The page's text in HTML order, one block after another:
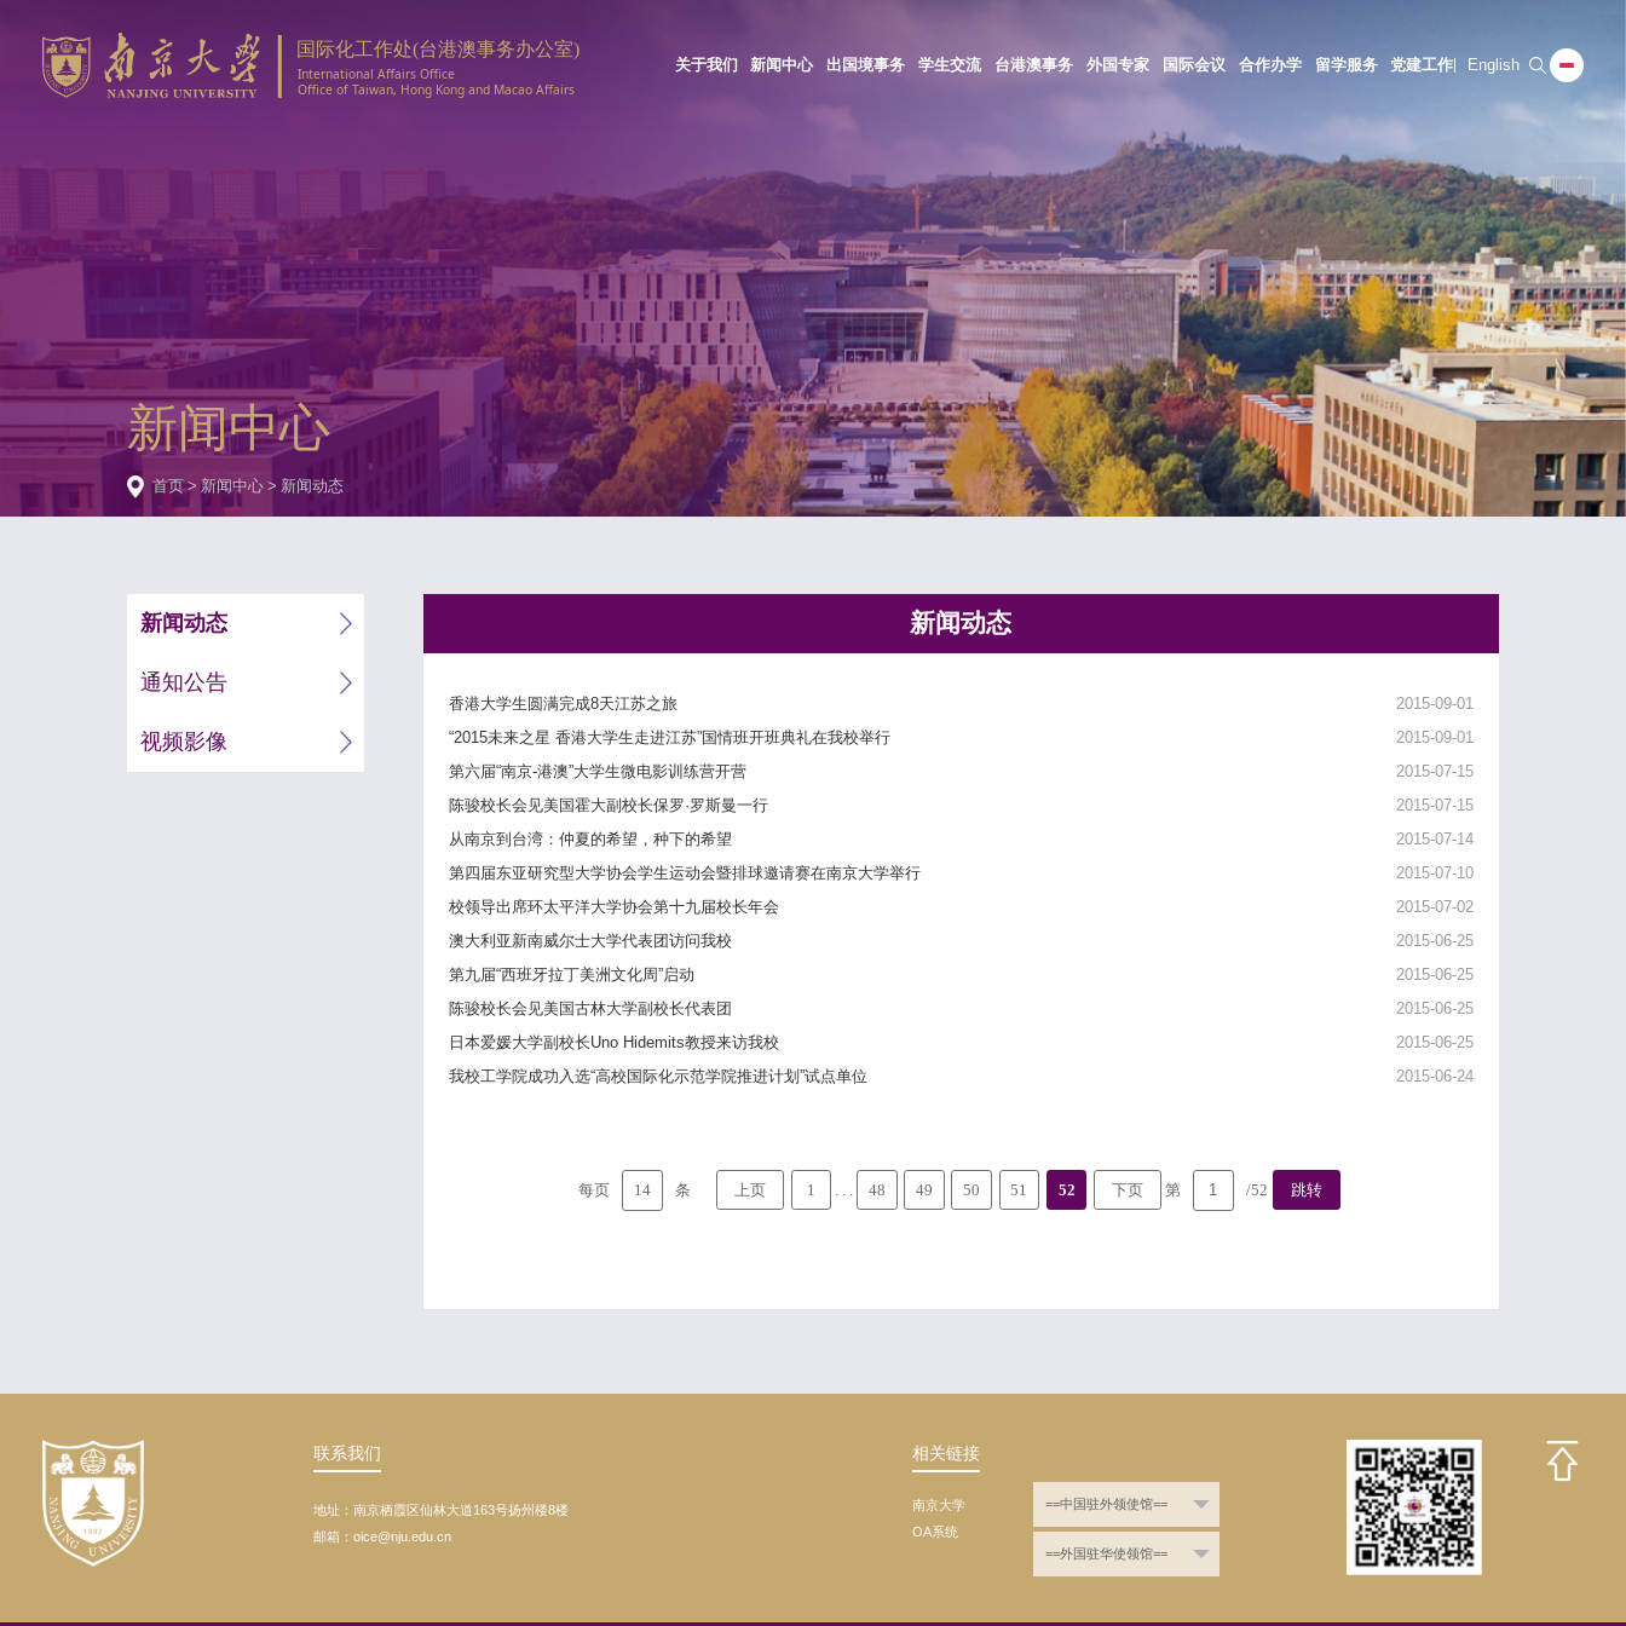
关于我们 新闻中心 出国境事务 学生交流 台港澳事务 外国专家 国际会议 合作办学 留学服务 党建工作 English
新闻中心
首页 > 新闻中心 > 新闻动态
新闻动态
通知公告
视频影像
新闻动态
香港大学生圆满完成8天江苏之旅
2015-09-01
“2015未来之星 香港大学生走进江苏”国情班开班典礼在我校举行
2015-09-01
第六届“南京-港澳”大学生微电影训练营开营
2015-07-15
陈骏校长会见美国霍大副校长保罗·罗斯曼一行
2015-07-15
从南京到台湾：仲夏的希望，种下的希望
2015-07-14
第四届东亚研究型大学协会学生运动会暨排球邀请赛在南京大学举行
2015-07-10
校领导出席环太平洋大学协会第十九届校长年会
2015-07-02
澳大利亚新南威尔士大学代表团访问我校
2015-06-25
第九届“西班牙拉丁美洲文化周”启动
2015-06-25
陈骏校长会见美国古林大学副校长代表团
2015-06-25
日本爱媛大学副校长Uno Hidemits教授来访我校
2015-06-25
我校工学院成功入选“高校国际化示范学院推进计划”试点单位
2015-06-24
每页 14 条 上页 1 48 49 50 51 52 下页 第 /52 跳转
联系我们
地址：南京栖霞区仙林大道163号扬州楼8楼
邮箱：oice@nju.edu.cn
相关链接
南京大学
OA系统
==中国驻外领使馆==
==外国驻华使领馆==